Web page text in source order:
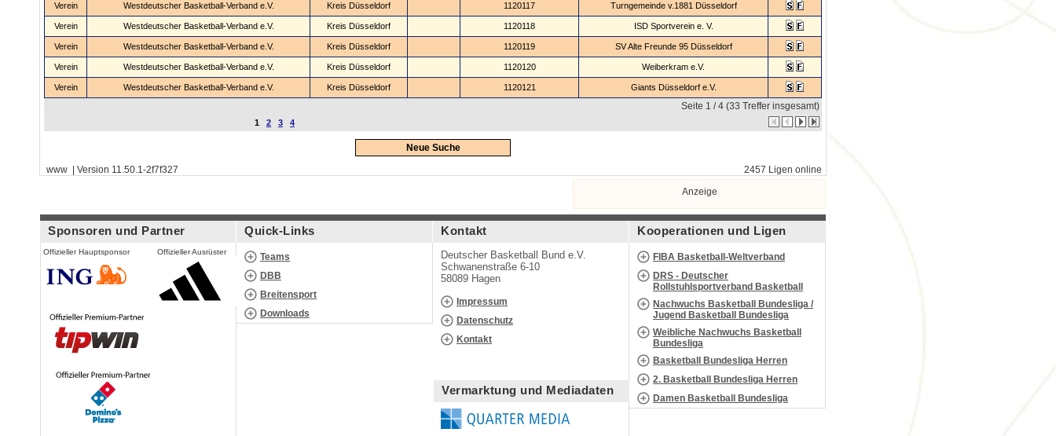
Verein Westdeutscher Basketball-Verband e.V. Kreis Düsseldorf 1120117 Turngemeinde v.1881 Düsseldorf
Verein Westdeutscher Basketball-Verband e.V. Kreis Düsseldorf 1120118 ISD Sportverein e. V.
Verein Westdeutscher Basketball-Verband e.V. Kreis Düsseldorf 1120119 SV Alte Freunde 95 Düsseldorf
Verein Westdeutscher Basketball-Verband e.V. Kreis Düsseldorf 1120120 Weiberkram e.V.
Verein Westdeutscher Basketball-Verband e.V. Kreis Düsseldorf 1120121 Giants Düsseldorf e.V.
Seite 1 / 4 (33 Treffer insgesamt)
1 2 3 4
Neue Suche
www | Version 11.50.1-2f7f327
2457 Ligen online
Anzeige
Sponsoren und Partner
Offizieller Hauptsponsor Offizieller Ausrüster
Quick-Links
Teams
DBB
Breitensport
Downloads
Kontakt
Deutscher Basketball Bund e.V.
Schwanenstraße 6-10
58089 Hagen
Impressum
Datenschutz
Kontakt
Vermarktung und Mediadaten
Kooperationen und Ligen
FIBA Basketball-Weltverband
DRS - Deutscher
Rollstuhlsportverband Basketball
Nachwuchs Basketball Bundesliga /
Jugend Basketball Bundesliga
Weibliche Nachwuchs Basketball
Bundesliga
Basketball Bundesliga Herren
2. Basketball Bundesliga Herren
Damen Basketball Bundesliga